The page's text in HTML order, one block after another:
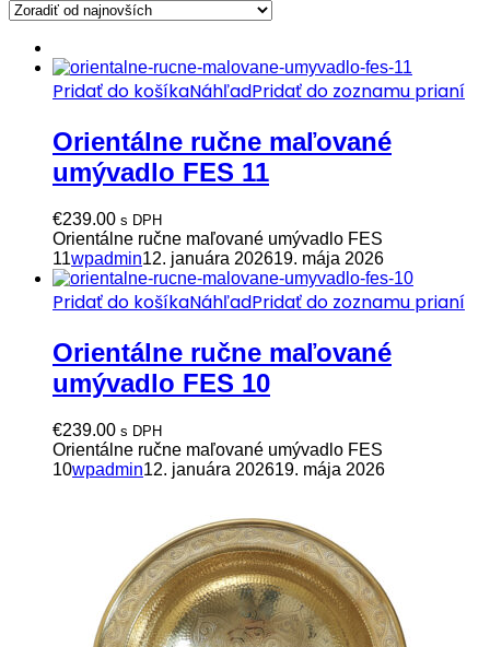
Pridať do košíkaNáhľadPridať do zoznamu prianí
Orientálne ručne maľované
umývadlo FES 11
€239.00 s DPH
Orientálne ručne maľované umývadlo FES
11wpadmin12. januára 202619. mája 2026
Pridať do košíkaNáhľadPridať do zoznamu prianí
Orientálne ručne maľované
umývadlo FES 10
€239.00 s DPH
Orientálne ručne maľované umývadlo FES
10wpadmin12. januára 202619. mája 2026